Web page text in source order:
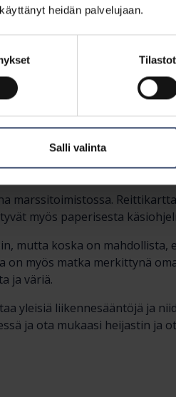
heidän palvelujaan.
Tilastot
Salli valinta
puistotie-
Tuomalantie-
Vanhankyläntie-
Lammaskalliontie-Vanha
peltotie-Kavaankallion
Koivumäentie-
179-Tuusulanväylän
marssitoimistossa.
myös paperisesta
mutta koska on mahdollista,
on myös matka merkittynä
ja väriä.
yleisiä liikennesääntöjä ja
ja ota mukaasi heijastin ja